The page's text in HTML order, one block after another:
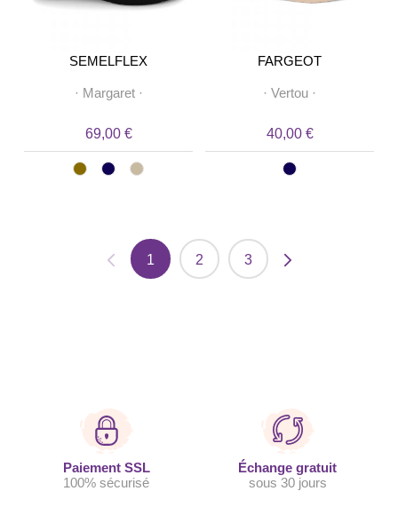
SEMELFLEX
· Margaret·
69,00 €
FARGEOT
· Vertou ·
40,00 €
1 2 3
Paiement SSL
100% sécurisé
Échange gratuit
sous 30 jours